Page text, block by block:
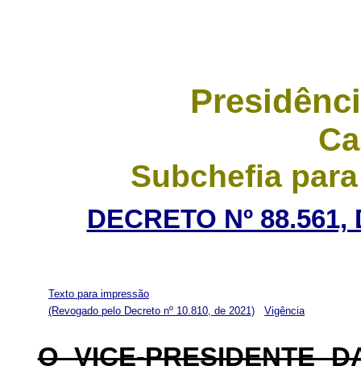
Subchefia
DECRETO Nº
Texto para impressão
(Revogado pelo Decreto nº 10.810, de 2021)
Vigência
O VICE-PRESIDENTE